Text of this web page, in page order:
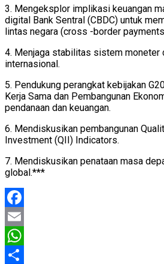
3. Mengeksplor implikasi keuangan
digital Bank Sentral (CBDC) untuk
lintas negara (cross -border
4. Menjaga stabilitas sistem moneter
internasional.
5. Pendukung perangkat kebijakan
Kerja Sama dan Pembangunan
pendanaan dan keuangan.
6. Mendiskusikan pembangunan
Investment (QII) Indicators.
7. Mendiskusikan penataan masa
global.***
Facebook
Email
WhatsApp